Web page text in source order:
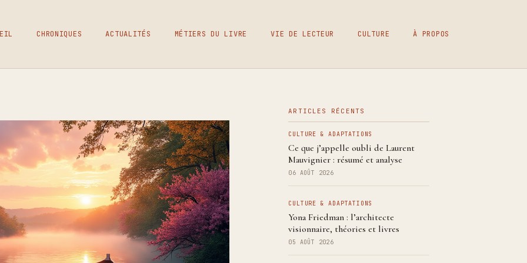
CHRONIQUES ACTUALITÉS MÉTIERS DU LIVRE VIE DE LECTEUR CULTURE À PROPOS
ARTICLES RÉCENTS
CULTURE & ADAPTATIONS
Ce que j’appelle oubli de Laurent
Mauvignier : résumé et analyse
06 AOÛT 2026
CULTURE & ADAPTATIONS
Yona Friedman : l’architecte
visionnaire, théories et livres
05 AOÛT 2026